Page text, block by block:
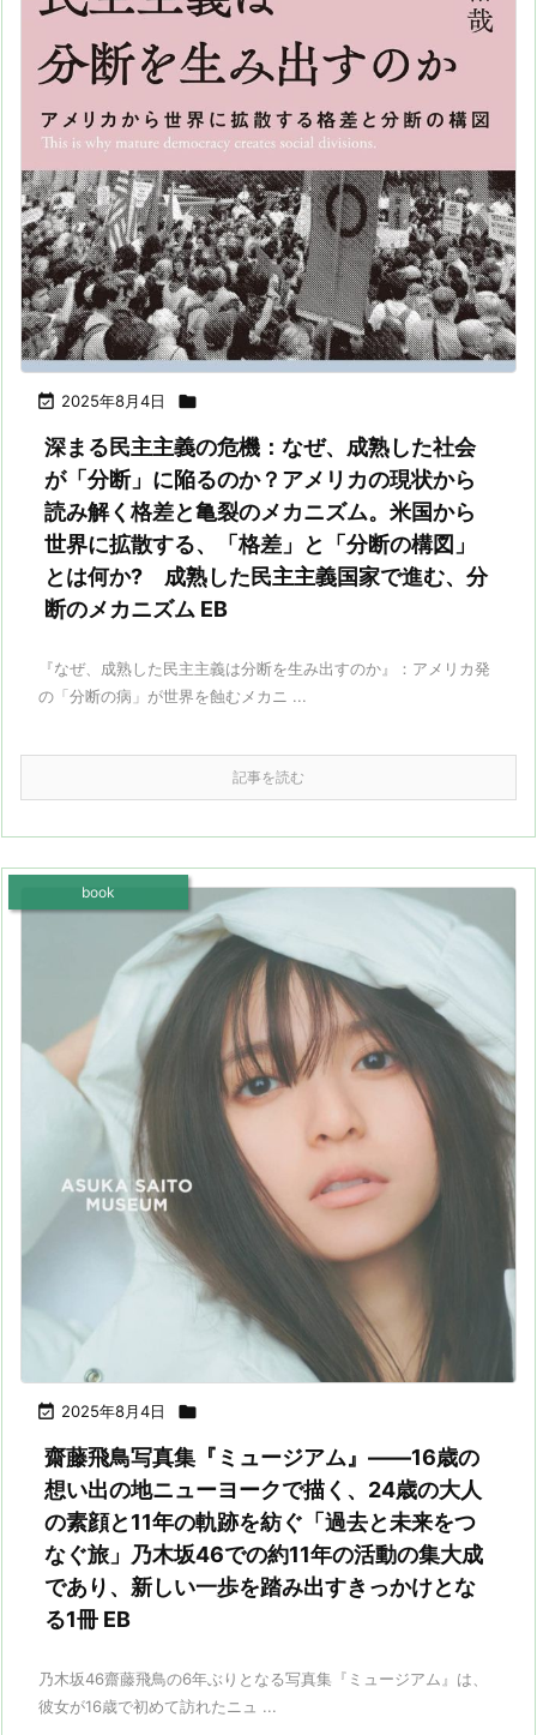
 2025年8月4日 
深まる民主主義の危機：なぜ、成熟した社会
が「分断」に陥るのか？アメリカの現状から
読み解く格差と亀裂のメカニズム。米国から
世界に拡散する、「格差」と「分断の構図」
とは何か? 成熟した民主主義国家で進む、分
断のメカニズム EB
『なぜ、成熟した民主主義は分断を生み出すのか』：アメリカ発
の「分断の病」が世界を蝕むメカニ ...
記事を読む
 2025年8月4日 
book
齋藤飛鳥写真集『ミュージアム』――16歳の
想い出の地ニューヨークで描く、24歳の大人
の素顔と11年の軌跡を紡ぐ「過去と未来をつ
なぐ旅」乃木坂46での約11年の活動の集大成
であり、新しい一歩を踏み出すきっかけとな
る1冊 EB
乃木坂46齋藤飛鳥の6年ぶりとなる写真集『ミュージアム』は、
彼女が16歳で初めて訪れたニュ ...